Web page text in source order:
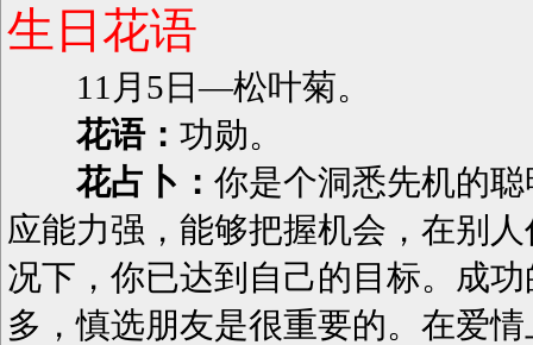
生日花语
11月5日—松叶菊。
花语： 功勋。
花占卜： 你是个洞悉先机的
应能力强，能够把握机会，在别
况下，你已达到自己的目标。成
多，慎选朋友是很重要的。在爱